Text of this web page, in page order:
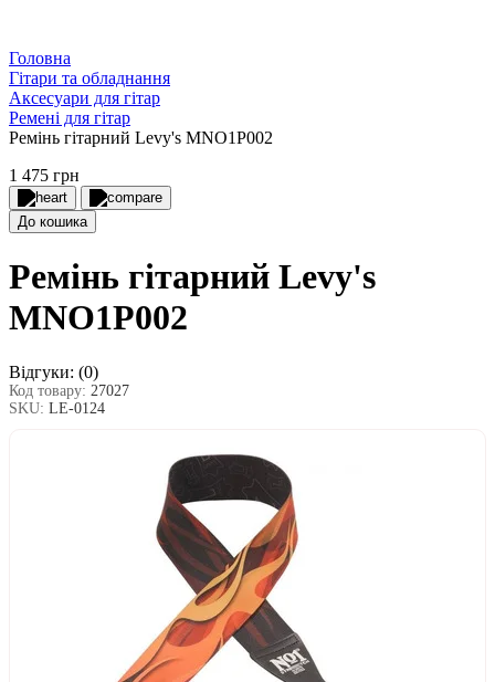
Головна
Гітари та обладнання
Аксесуари для гітар
Ремені для гітар
Ремінь гітарний Levy's MNO1P002
1 475 грн
До кошика
Ремінь гітарний Levy's
MNO1P002
Відгуки: (0)
Код товару: 27027
SKU: LE-0124